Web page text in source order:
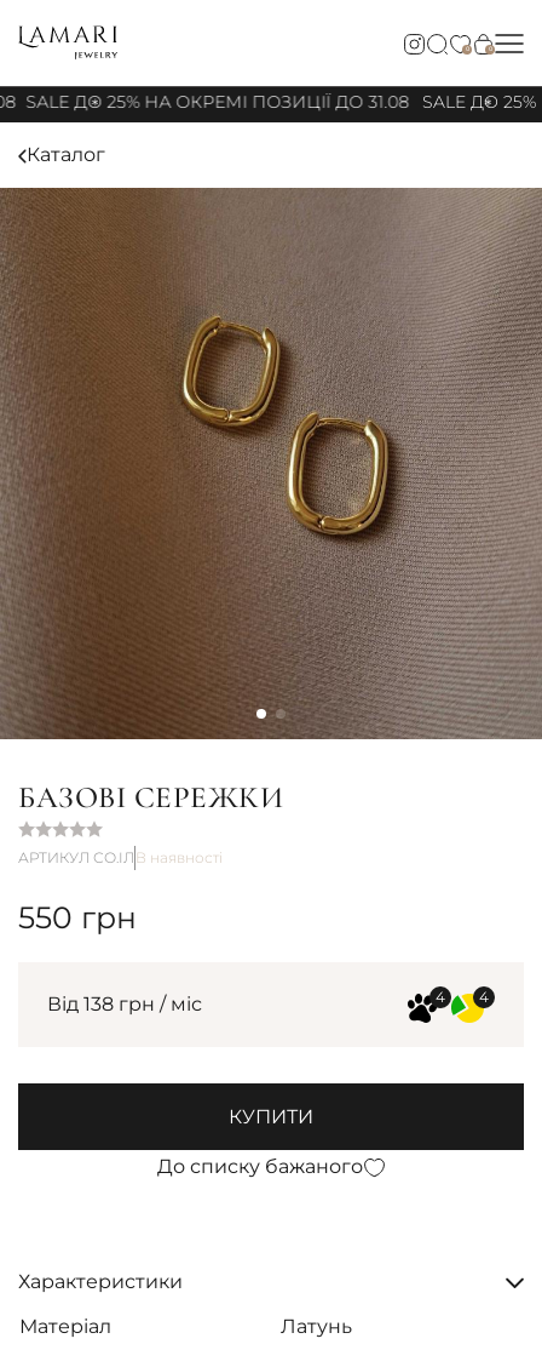
0 0
SALE ДО 25% НА ОКРЕМІ ПОЗИЦІЇ ДО 31.08 SALE ДО
Каталог
БАЗОВІ СЕРЕЖКИ
АРТИКУЛ СО.ІЛ В наявності
550 грн
Від 138 грн / міс
КУПИТИ
До списку бажаного
Характеристики
Матеріал
Латунь